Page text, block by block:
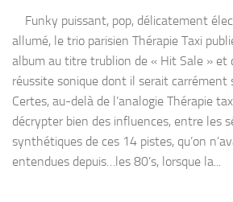
Funky puissant, pop, délicatement
allumé, le trio parisien Thérapie Taxi
album au titre trublion de « Hit Sale » et
réussite sonique dont il serait carrément
Certes, au-delà de l’analogie Thérapie
décrypter bien des influences, entre les
synthétiques de ces 14 pistes, qu’on
entendues depuis…les 80’s, lorsque la...